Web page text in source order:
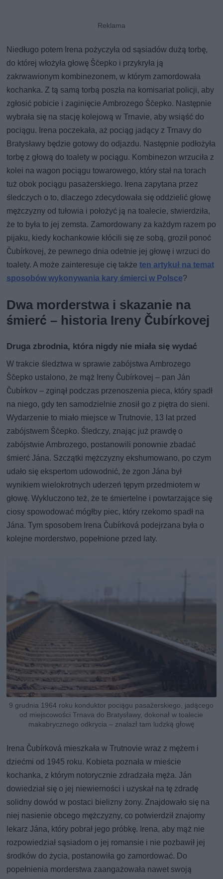
Niedługo potem Irena pożyczyła od sąsiadów dużą torbę,
do której włożyła głowę Ščepko i przykryła ją
zakrwawionym kombinezonem, w którym zamordowała
kochanka. Z tą samą torbą poszła na komisariat policji, aby
zgłosić pobicie i zaginięcie Ambrozego Ščepko. Następnie
wybrała się na stację kolejową w Trnavie, aby wsiąść do
pociągu. Irena poczekała, aż pociąg jadący z Trnavy do
Bratysławy będzie gotowy do odjazdu. Następnie podłożyła
torbę z głową do toalety w pociągu. Kombinezon wrzuciła z
kolei na wagon pociągu towarowego, który stał na torach
tuż obok pociągu pasażerskiego. Irena zapytana przez
śledczych o to, dlaczego zdecydowała się oddzielić głowę
mężczyzny od tułowia i położyć ją na toalecie, stwierdziła,
że ​​to była to jej zemsta. Zamordowany za każdym razem po
pijaku, kiedy kochankowie kłócili się ze sobą, groził ponoć
Čubírkovej, że pewnego dnia odetnie jej głowę i wrzuci do
toalety. A może zainteresuje cię takżeten artykuł na temat
sposobów wykonywania kary śmierci w Polsce?
Dwa morderstwa i skazanie na
śmierć – historia Ireny Čubírkovej
Druga zbrodnia, która nigdy nie miała się wydać
W trakcie śledztwa w sprawie zabójstwa Ambrozego
Ščepko ustalono, że mąż Ireny Čubírkovej – pan Ján
Čubírkov – zginął podczas przenoszenia pieca, który spadł
na niego, gdy ten samodzielnie znosił go z piętra do sieni.
Wydarzenie to miało miejsce w Trutnovie, 13 lat przed
zabójstwem Ščepko. Śledczy, znając już prawdę o
zabójstwie Ambrozego, postanowili ponownie zbadać
śmierć Jána. Szczątki mężczyzny ekshumowano, po czym
udało się ekspertom udowodnić, że zgon Jána był
wynikiem wielokrotnych uderzeń tępym przedmiotem w
głowę. Wykluczono też, że te śmiertelne i powtarzające się
ciosy spowodować mógłby piec, który rzekomo spadł na
Jána. Tym sposobem Irena Čubírková podejrzana była o
kolejne morderstwo, popełnione przed laty.
9 grudnia 1964 roku konduktor pociągu pasażerskiego, jadącego
od miejscowości Trnava do Bratysławy, dokonał w toalecie
makabrycznego odkrycia – znalazł tam ludzką głowę
Irena Čubírková mieszkała w Trutnovie wraz z mężem i
dziećmi od 1945 roku. Kobieta poznała w mieście
kochanka, z którym notorycznie zdradzała męża. Ján
dowiedział się o jej niewierności i uzyskał na tę zdradę
solidny dowód w postaci bielizny żony. Znajdowało się na
niej nasienie obcego mężczyzny, co potwierdził znajomy
lekarz Jána, który pobrał jego próbkę. Irena, aby mąż nie
rozpowiedział sąsiadom o jej romansie i nie pozbawił jej
środków do życia, postanowiła go zamordować. Do
popełnienia morderstwa zaangażowała nawet swoją